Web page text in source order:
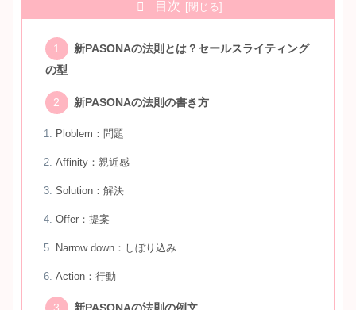
目次
新PASONAの法則とは？セールスライティング
の型
新PASONAの法則の書き方
Ploblem：問題
Affinity：親近感
Solution：解決
Offer：提案
Narrow down：しぼり込み
Action：行動